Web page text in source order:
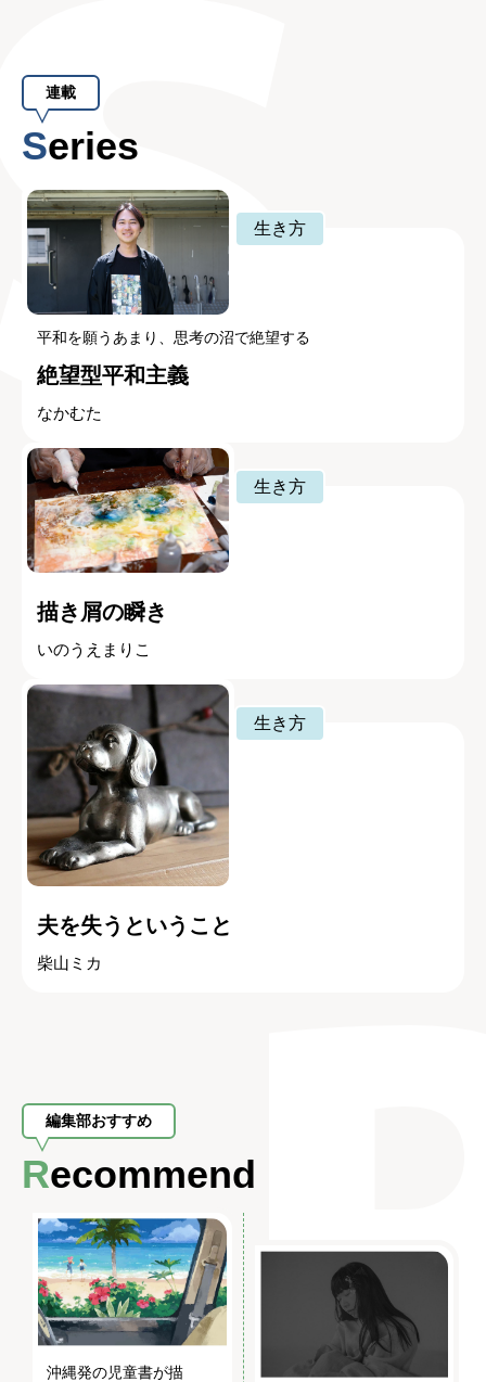
連載
Series
生き方
平和を願うあまり、思考の沼で絶望する
絶望型平和主義
なかむた
生き方
描き屑の瞬き
いのうえまりこ
生き方
夫を失うということ
柴山ミカ
編集部おすすめ
Recommend
沖縄発の児童書が描